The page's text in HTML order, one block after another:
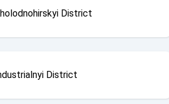
District
District